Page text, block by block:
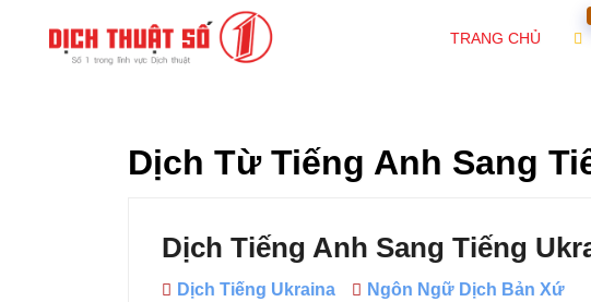
TRANG CHỦ
Dịch Từ Tiếng Anh Sang
Dịch Tiếng Anh Sang Tiếng
Dịch Tiếng Ukraina Ngôn Ngữ Dịch Bản Xứ